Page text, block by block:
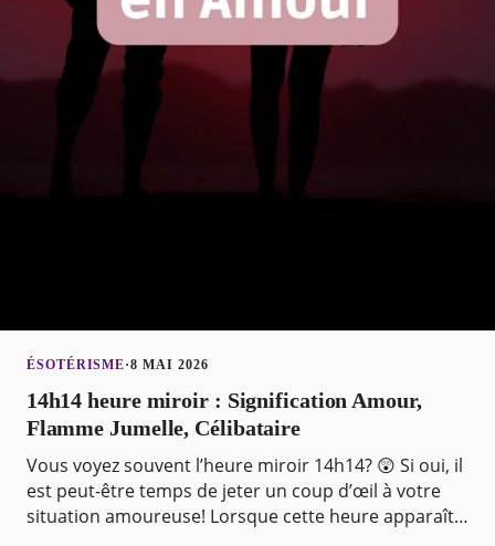
ÉSOTÉRISME·8 MAI 2026
14h14 heure miroir : Signification Amour,
Flamme Jumelle, Célibataire
Vous voyez souvent l’heure miroir 14h14? 😲 Si oui, il
est peut-être temps de jeter un coup d’œil à votre
situation amoureuse! Lorsque cette heure apparaît,